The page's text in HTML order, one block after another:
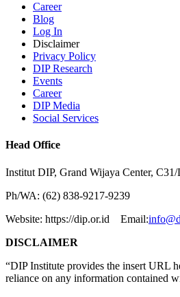
Career
Blog
Log In
Disclaimer
Privacy Policy
DIP Research
Events
Career
DIP Media
Social Services
Head Office
Institut DIP, Grand Wijaya Center,
Ph/WA: (62) 838-9217-9239
Website: https://dip.or.id Email:
DISCLAIMER
“DIP Institute provides the insert URL
reliance on any information contained